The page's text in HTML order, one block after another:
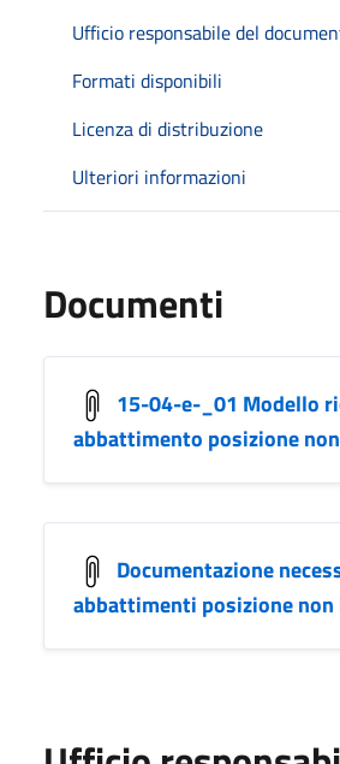
Ufficio responsabile del
Formati disponibili
Licenza di distribuzione
Ulteriori informazioni
Documenti
15-04-e-_01 Modello
abbattimento posizione
Documentazione
abbattimenti posizione non